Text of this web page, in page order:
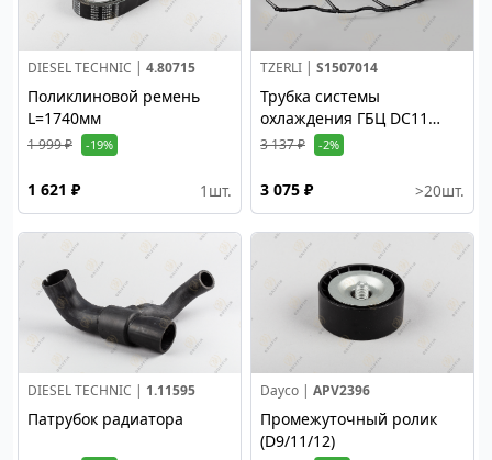
DIESEL TECHNIC | 4.80715
Поликлиновой ремень
L=1740мм
1 999 ₽ -19%
1 621 ₽ 1 шт.
TZERLI | S1507014
Трубка системы
охлаждения ГБЦ DC11
DC12
3 137 ₽ -2%
3 075 ₽ >20шт.
DIESEL TECHNIC | 1.11595
Патрубок радиатора
Dayco | APV2396
Промежуточный ролик
(D9/11/12)